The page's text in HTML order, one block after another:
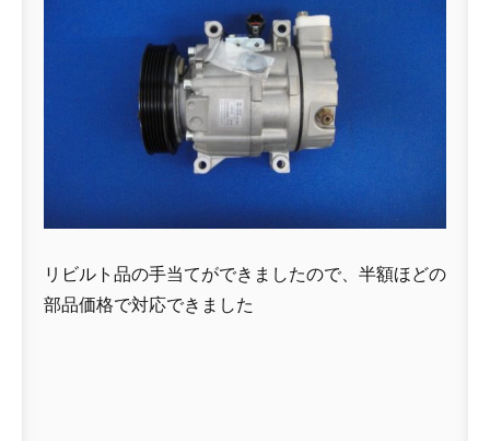
リビルト品の手当てができましたので、半額ほどの
部品価格で対応できました